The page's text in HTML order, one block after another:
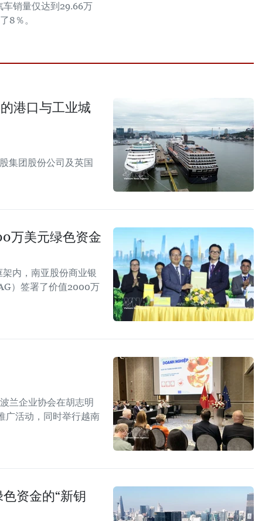
销量仅达到29.66万
8％。
港口与工业城
集团股份公司及英国
万美元绿色资金
内，南亚股份商业银
）签署了价值2000万
兰企业协会在胡志明
广活动，同时举行越南
资金的“新钥